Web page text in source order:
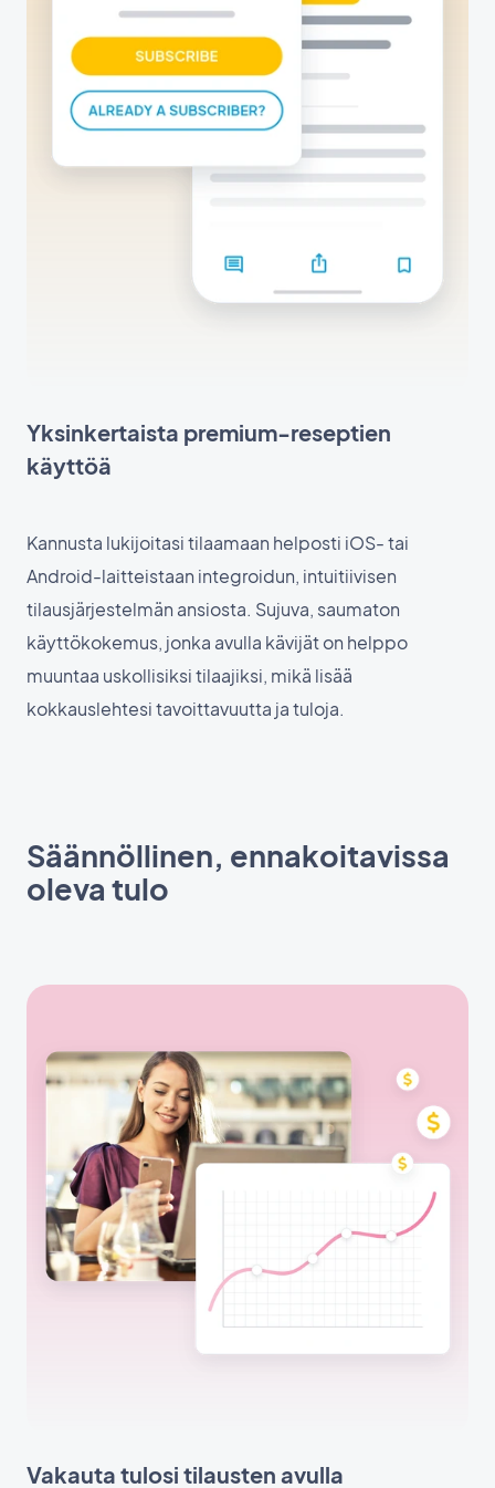
Yksinkertaista premium-reseptien
käyttöä
Kannusta lukijoitasi tilaamaan helposti iOS- tai
Android-laitteistaan integroidun, intuitiivisen
tilausjärjestelmän ansiosta. Sujuva, saumaton
käyttökokemus, jonka avulla kävijät on helppo
muuntaa uskollisiksi tilaajiksi, mikä lisää
kokkauslehtesi tavoittavuutta ja tuloja.
Säännöllinen, ennakoitavissa
oleva tulo
Vakauta tulosi tilausten avulla